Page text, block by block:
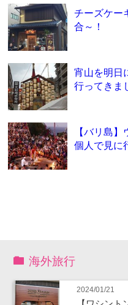
チーズケー
合～！
宵山を明日
行ってきま
【バリ島
個人で見に
海外旅行
2024/01/21